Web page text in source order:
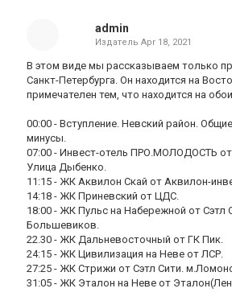
admin
Издатель Apr 18, 2021
В этом виде мы рассказываем только
Санкт-Петербурга. Он находится на
примечателен тем, что находится на
00:00 - Вступление. Невский район.
минусы.
07:00 - Инвест-отель ПРО.МОЛОДОСТЬ от
Улица Дыбенко.
11:15 - ЖК Аквилон Скай от Аквилон-
14:18 - ЖК Приневский от ЦДС.
18:00 - ЖК Пульс на Набережной от Сэтл
Большевиков.
22.30 - ЖК Дальневосточный от ГК Пик.
24:15 - ЖК Цивилизация на Неве от ЛСР.
27:25 - ЖК Стрижи от Сэтл Сити.
31:05 - ЖК Эталон на Неве от